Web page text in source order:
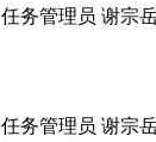
任务管理员 谢宗
任务管理员 谢宗